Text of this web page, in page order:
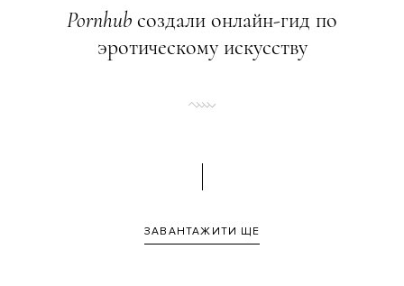
Pornhub создали онлайн-гид по
эротическому искусству
ЗАВАНТАЖИТИ ЩЕ